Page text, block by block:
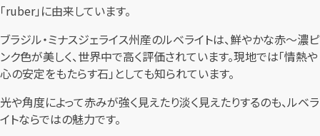
「ruber」に由来しています。
ブラジル・ミナスジェライス州産のルベライトは、鮮やかな赤〜濃ピ
ンク色が美しく、世界中で高く評価されています。現地では「情熱や
心の安定をもたらす石」としても知られています。
光や角度によって赤みが強く見えたり淡く見えたりするのも、ルベラ
イトならではの魅力です。